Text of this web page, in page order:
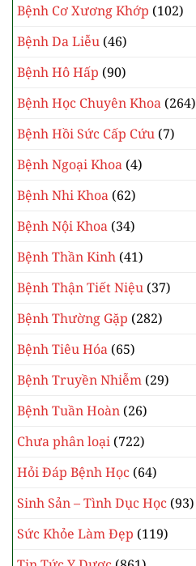
Bệnh Cơ Xương Khớp (102)
Bệnh Da Liễu (46)
Bệnh Hô Hấp (90)
Bệnh Học Chuyên Khoa (264)
Bệnh Hồi Sức Cấp Cứu (7)
Bệnh Ngoại Khoa (4)
Bệnh Nhi Khoa (62)
Bệnh Nội Khoa (34)
Bệnh Thần Kinh (41)
Bệnh Thận Tiết Niệu (37)
Bệnh Thường Gặp (282)
Bệnh Tiêu Hóa (65)
Bệnh Truyền Nhiễm (29)
Bệnh Tuần Hoàn (26)
Chưa phân loại (722)
Hỏi Đáp Bệnh Học (64)
Sinh Sản – Tình Dục Học (93)
Sức Khỏe Làm Đẹp (119)